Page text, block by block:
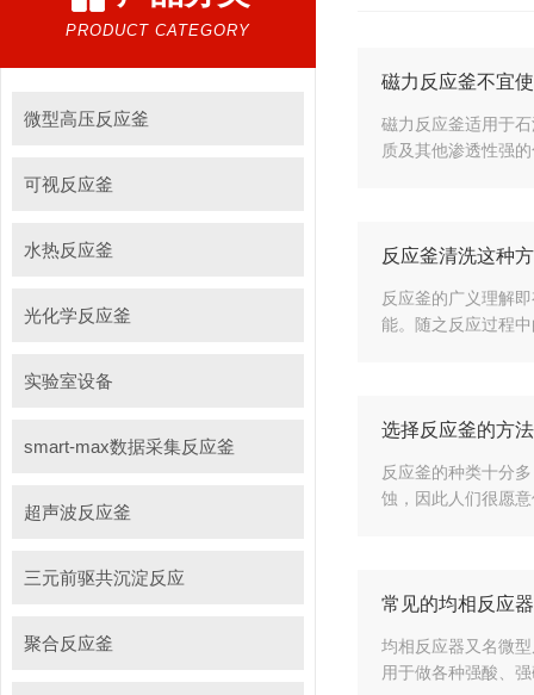
PRODUCT CATEGORY
微型高压反应釜
可视反应釜
水热反应釜
光化学反应釜
实验室设备
smart-max数据采集反应釜
超声波反应釜
三元前驱共沉淀反应
聚合反应釜
磁力反应釜不宜
磁力反应釜适用于
质及其他渗透性强
反应釜清洗这种
反应釜的广义理解
能。随之反应过程
选择反应釜的方法
反应釜的种类十分
蚀，因此人们很愿
常见的均相反应
均相反应器又名微
用于做各种强酸、